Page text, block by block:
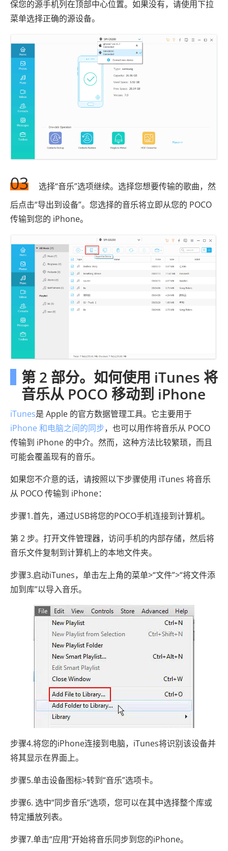
保您的源手机列在顶部中心位置。如果没有，请使用下拉
菜单选择正确的源设备。
03
选择“音乐”选项继续。选择您想要传输的歌曲，然
后点击“导出到设备”。您选择的音乐将立即从您的 POCO
传输到您的 iPhone。
第 2 部分。如何使用 iTunes 将
音乐从 POCO 移动到 iPhone
iTunes是 Apple 的官方数据管理工具。它主要用于
iPhone 和电脑之间的同步，也可以用作将音乐从 POCO
传输到 iPhone 的中介。然而，这种方法比较繁琐，而且
可能会覆盖现有的音乐。
如果您不介意的话，请按照以下步骤使用 iTunes 将音乐
从 POCO 传输到 iPhone：
步骤1.首先，通过USB将您的POCO手机连接到计算机。
第 2 步。打开文件管理器，访问手机的内部存储，然后将
音乐文件复制到计算机上的本地文件夹。
步骤3.启动iTunes，单击左上角的菜单>“文件”>“将文件添
加到库”以导入音乐。
步骤4.将您的iPhone连接到电脑，iTunes将识别该设备并
将其显示在界面上。
步骤5.单击设备图标>转到“音乐”选项卡。
步骤6. 选中“同步音乐”选项，您可以在其中选择整个库或
特定播放列表。
步骤7.单击“应用”开始将音乐同步到您的iPhone。